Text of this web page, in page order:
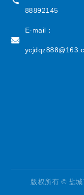
88892145
E-mail：
版权所有 © 盐城